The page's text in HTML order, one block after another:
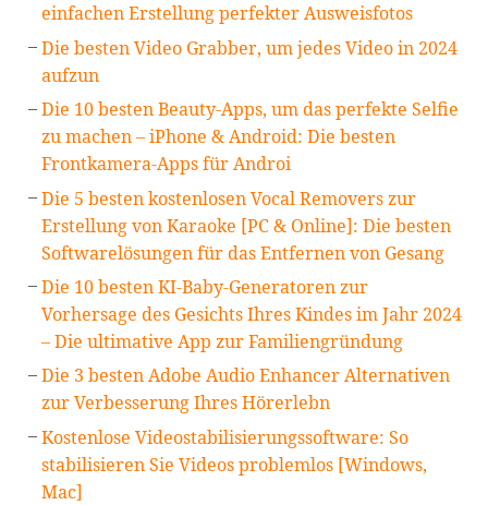
einfachen Erstellung perfekter Ausweisfotos
Die besten Video Grabber, um jedes Video in 2024
aufzun
Die 10 besten Beauty-Apps, um das perfekte Selfie
zu machen – iPhone & Android: Die besten
Frontkamera-Apps für Androi
Die 5 besten kostenlosen Vocal Removers zur
Erstellung von Karaoke [PC & Online]: Die besten
Softwarelösungen für das Entfernen von Gesang
Die 10 besten KI-Baby-Generatoren zur
Vorhersage des Gesichts Ihres Kindes im Jahr 2024
– Die ultimative App zur Familiengründung
Die 3 besten Adobe Audio Enhancer Alternativen
zur Verbesserung Ihres Hörerlebn
Kostenlose Videostabilisierungssoftware: So
stabilisieren Sie Videos problemlos [Windows,
Mac]